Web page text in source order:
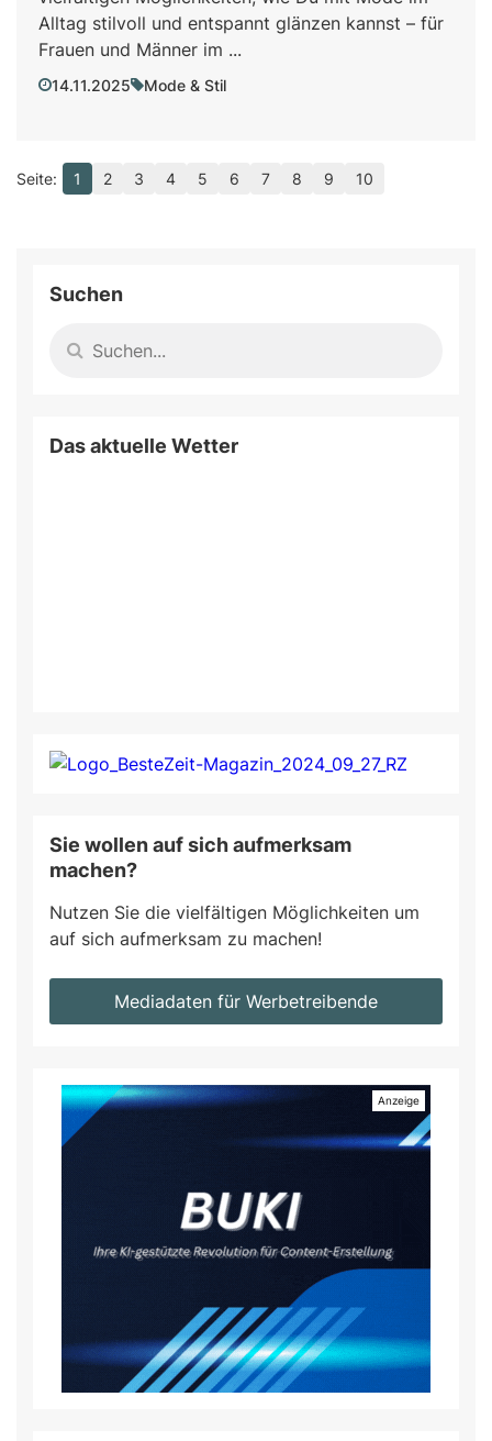
Alltag stilvoll und entspannt glänzen kannst – für
Frauen und Männer im ...
14.11.2025 Mode & Stil
1 2 3 4 5 6 7 8 9 10
Suchen
Das aktuelle Wetter
Sie wollen auf sich aufmerksam
machen?
Nutzen Sie die vielfältigen Möglichkeiten um
auf sich aufmerksam zu machen!
Mediadaten für Werbetreibende